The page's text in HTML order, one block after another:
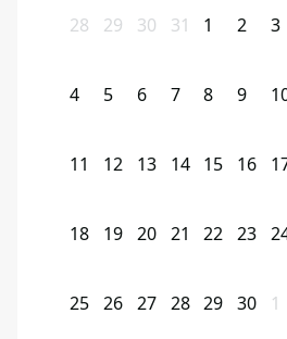
28 29 30 31 1 2 3
4 5 6 7 8 9
11 12 13 14 15 16
18 19 20 21 22 23
25 26 27 28 29 30 1